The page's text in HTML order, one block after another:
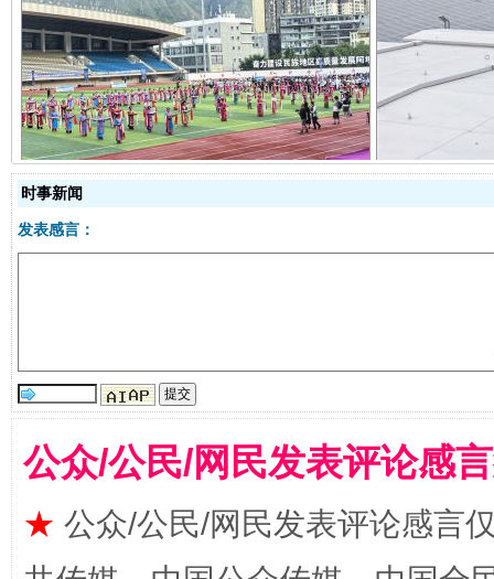
阿坝州三大球赛在茂县开幕 规模
时事新闻
发表感言：
公众/公民/网民发表评论感
★ 公众/公民/网民发表评论感言